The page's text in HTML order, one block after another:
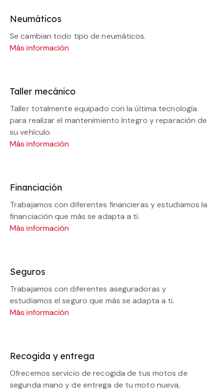
Neumáticos
Se cambian todo tipo de neumáticos.
Más información
Taller mecánico
Taller totalmente equipado con la última tecnología
para realizar el mantenimiento íntegro y reparación de
su vehículo.
Más información
Financiación
Trabajamos con diferentes financieras y estudiamos la
financiación que más se adapta a ti.
Más información
Seguros
Trabajamos con diferentes aseguradoras y
estudiamos el seguro que más se adapta a ti.
Más información
Recogida y entrega
Ofrecemos servicio de recogida de tus motos de
segunda mano y de entrega de tu moto nueva,